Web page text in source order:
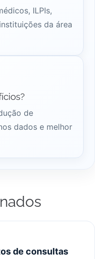
ILPIs,
da área
de
dados e melhor
de consultas